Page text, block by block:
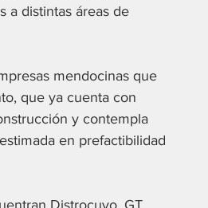
a distintas áreas de
mendocinas que
que ya cuenta con
y contempla
en prefactibilidad
Distrocuyo, GT